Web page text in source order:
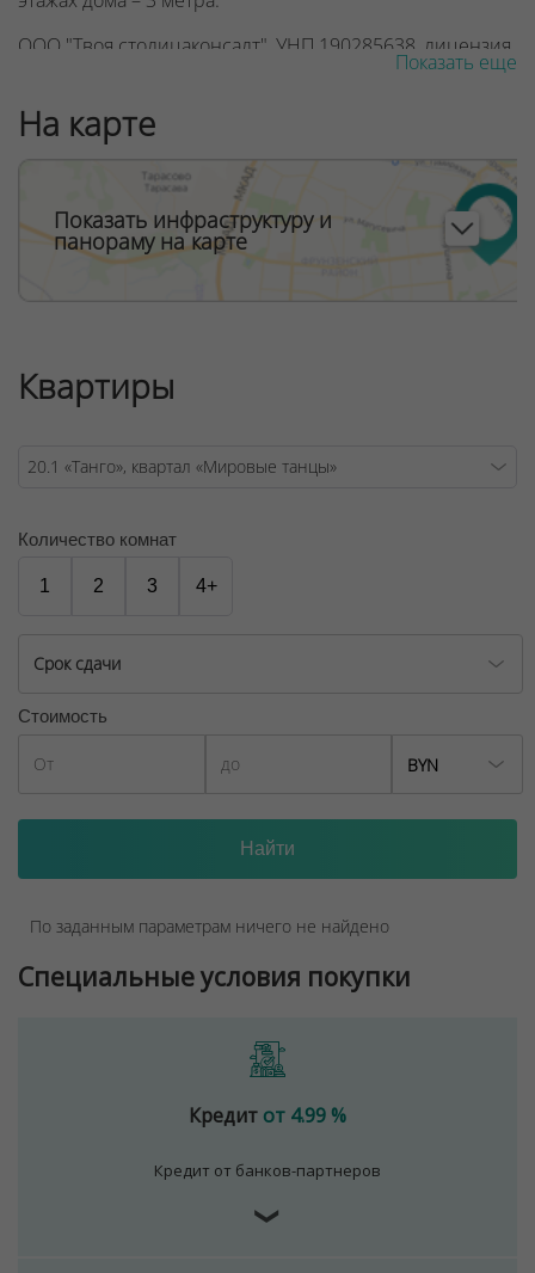
ООО "Твоя столицаконсалт", УНП 190285638, лицензия
Договор на оказание риэлтерских услуг № 447/6, от
04.09.2025
Показать еще
На карте
Показать инфраструктуру и
панораму на карте
Квартиры
Количество комнат
1 2 3 4+
Срок сдачи
Стоимость
BYN
По заданным параметрам ничего не найдено
Специальные условия покупки
Кредит от 4.99 %
Кредит от банков-партнеров
❯